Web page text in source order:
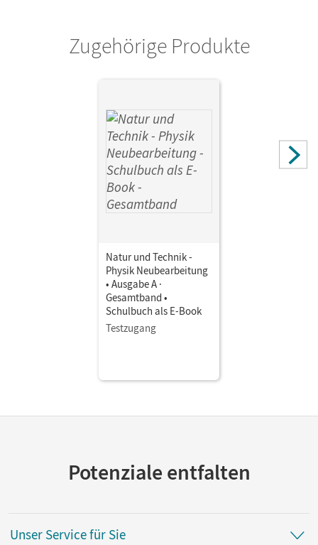
Cornelsen Verlag
Lenz, Steffen; Hundertmark, Michael; Theis, Sven
Zugehörige Produkte
Natur und Technik -
Physik Neubearbeitung
• Ausgabe A ·
Gesamtband •
Schulbuch als E-Book
Testzugang
Potenziale entfalten
Unser Service für Sie